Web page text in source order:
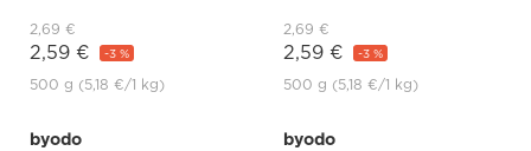
2,69 €
2,59 € -3 %
500 g (5,18 €/1 kg)
2,69 €
2,59 € -3 %
500 g (5,18 €/1 kg)
byodo
byodo